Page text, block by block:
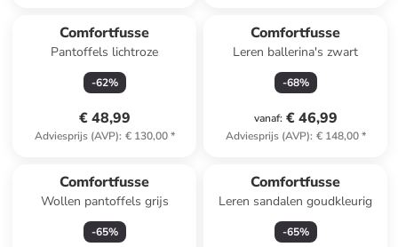
Comfortfusse
Pantoffels lichtroze
-62%
€ 48,99
Adviesprijs (AVP): € 130,00*
Comfortfusse
Leren ballerina's zwart
-68%
vanaf: € 46,99
Adviesprijs (AVP): € 148,00*
Comfortfusse
Wollen pantoffels grijs
-65%
Comfortfusse
Leren sandalen goudkleurig
-65%